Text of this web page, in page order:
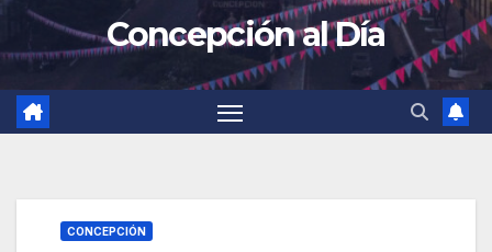
Concepción al Día
CONCEPCIÓN